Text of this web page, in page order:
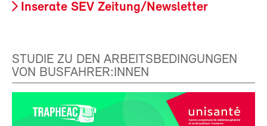
Inserate SEV Zeitung/Newsletter
STUDIE ZU DEN ARBEITSBEDINGUNGEN
VON BUSFAHRER:INNEN